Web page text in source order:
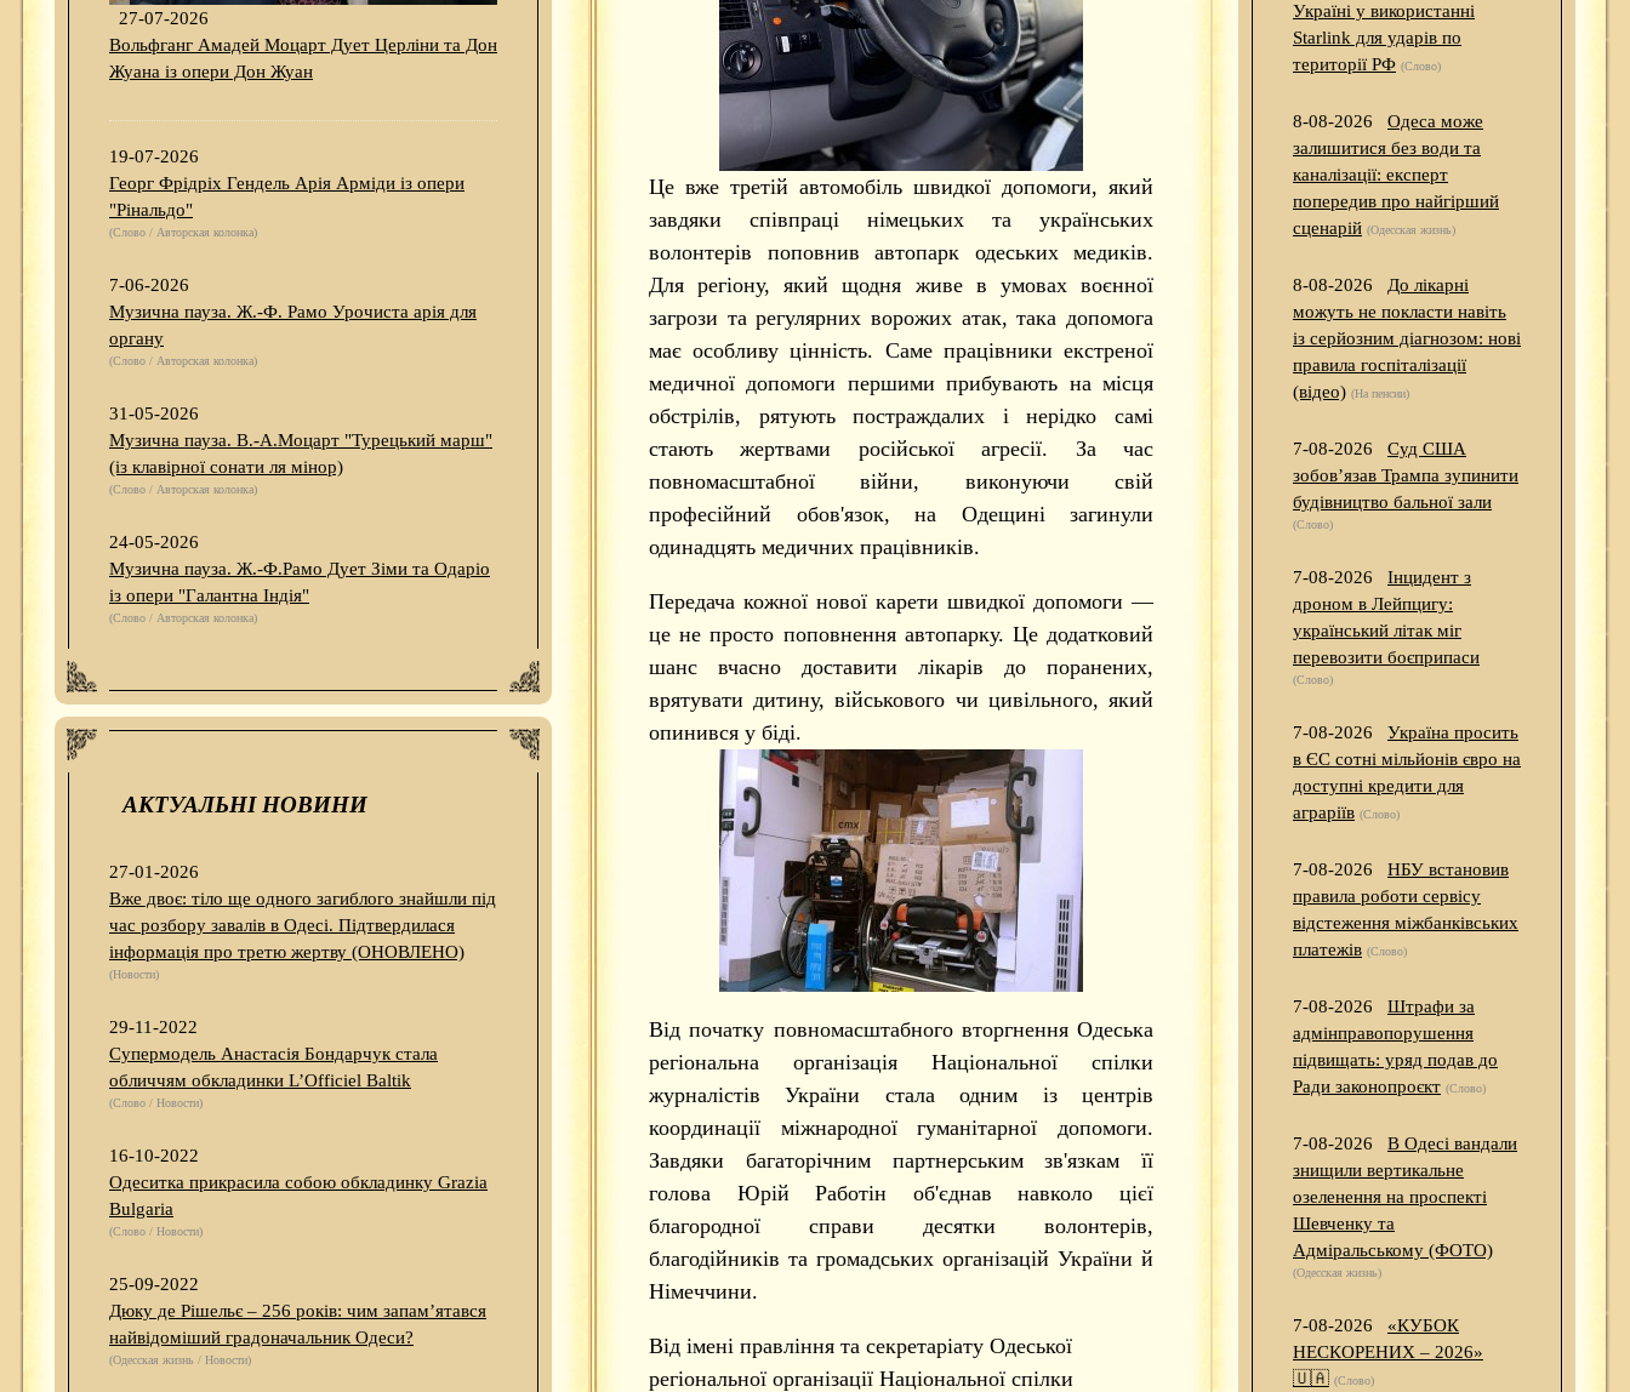
27-07-2026
Вольфганг Амадей Моцарт Дует Церліни та Дон
Жуана із опери Дон Жуан
19-07-2026
Георг Фрідріх Гендель Арія Арміди із опери
"Рінальдо"
(Слово / Авторская колонка)
7-06-2026
Музична пауза. Ж.-Ф. Рамо Урочиста арія для
органу
(Слово / Авторская колонка)
31-05-2026
Музична пауза. В.-А.Моцарт "Турецький марш"
(із клавірної сонати ля мінор)
(Слово / Авторская колонка)
24-05-2026
Музична пауза. Ж.-Ф.Рамо Дует Зіми та Одаріо
із опери "Галантна Індія"
(Слово / Авторская колонка)
АКТУАЛЬНІ НОВИНИ
27-01-2026
Вже двоє: тіло ще одного загиблого знайшли під
час розбору завалів в Одесі. Підтвердилася
інформація про третю жертву (ОНОВЛЕНО)
(Новости)
29-11-2022
Супермодель Анастасія Бондарчук стала
обличчям обкладинки L’Officiel Baltik
(Слово / Новости)
16-10-2022
Одеситка прикрасила собою обкладинку Grazia
Bulgaria
(Слово / Новости)
25-09-2022
Дюку де Рішельє – 256 років: чим запам’ятався
найвідоміший градоначальник Одеси?
(Одесская жизнь / Новости)
Це вже третій автомобіль швидкої допомоги, який
завдяки співпраці німецьких та українських
волонтерів поповнив автопарк одеських медиків.
Для регіону, який щодня живе в умовах воєнної
загрози та регулярних ворожих атак, така допомога
має особливу цінність. Саме працівники екстреної
медичної допомоги першими прибувають на місця
обстрілів, рятують постраждалих і нерідко самі
стають жертвами російської агресії. За час
повномасштабної війни, виконуючи свій
професійний обов'язок, на Одещині загинули
одинадцять медичних працівників.
Передача кожної нової карети швидкої допомоги —
це не просто поповнення автопарку. Це додатковий
шанс вчасно доставити лікарів до поранених,
врятувати дитину, військового чи цивільного, який
опинився у біді.
Від початку повномасштабного вторгнення Одеська
регіональна організація Національної спілки
журналістів України стала одним із центрів
координації міжнародної гуманітарної допомоги.
Завдяки багаторічним партнерським зв'язкам її
голова Юрій Работін об'єднав навколо цієї
благородної справи десятки волонтерів,
благодійників та громадських організацій України й
Німеччини.
Від імені правління та секретаріату Одеської
регіональної організації Національної спілки
Україні у використанні
Starlink для ударів по
території РФ (Слово)
8-08-2026
Одеса може
залишитися без води та
каналізації: експерт
попередив про найгірший
сценарій (Одесская жизнь)
8-08-2026
До лікарні
можуть не покласти навіть
із серйозним діагнозом: нові
правила госпіталізації
(відео) (На пенсии)
7-08-2026
Суд США
зобов’язав Трампа зупинити
будівництво бальної зали
(Слово)
7-08-2026
Інцидент з
дроном в Лейпцигу:
український літак міг
перевозити боєприпаси
(Слово)
7-08-2026
Україна просить
в ЄС сотні мільйонів євро на
доступні кредити для
аграріїв (Слово)
7-08-2026
НБУ встановив
правила роботи сервісу
відстеження міжбанківських
платежів (Слово)
7-08-2026
Штрафи за
адмінправопорушення
підвищать: уряд подав до
Ради законопроєкт (Слово)
7-08-2026
В Одесі вандали
знищили вертикальне
озеленення на проспекті
Шевченку та
Адміральському (ФОТО)
(Одесская жизнь)
7-08-2026
«КУБОК
НЕСКОРЕНИХ – 2026»
🇺🇦 (Слово)